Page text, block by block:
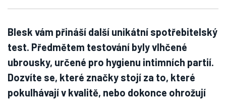
Blesk vám přináší další unikátní spotřebitelský
test. Předmětem testování byly vlhčené
ubrousky, určené pro hygienu intimních partií.
Dozvíte se, které značky stojí za to, které
pokulhávají v kvalitě, nebo dokonce ohrožují